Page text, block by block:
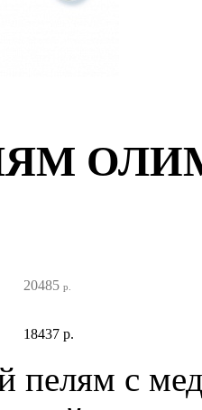
20485 р.
18437 р.
пелям с